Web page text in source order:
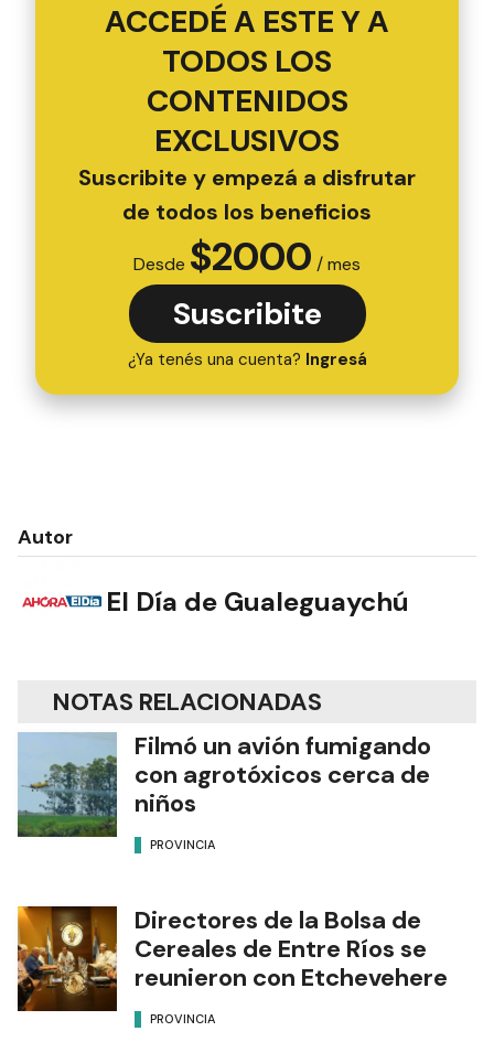
ACCEDÉ A ESTE Y A
TODOS LOS
CONTENIDOS
EXCLUSIVOS
Suscribite y empezá a disfrutar
de todos los beneficios
Desde $2000 / mes
Suscribite
¿Ya tenés una cuenta? Ingresá
Autor
El Día de Gualeguaychú
NOTAS RELACIONADAS
Filmó un avión fumigando
con agrotóxicos cerca de
niños
PROVINCIA
Directores de la Bolsa de
Cereales de Entre Ríos se
reunieron con Etchevehere
PROVINCIA